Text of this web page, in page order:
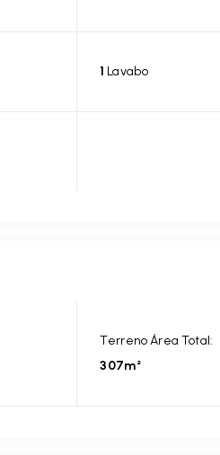
1 Lavabo
Terreno Área Total:
307m²